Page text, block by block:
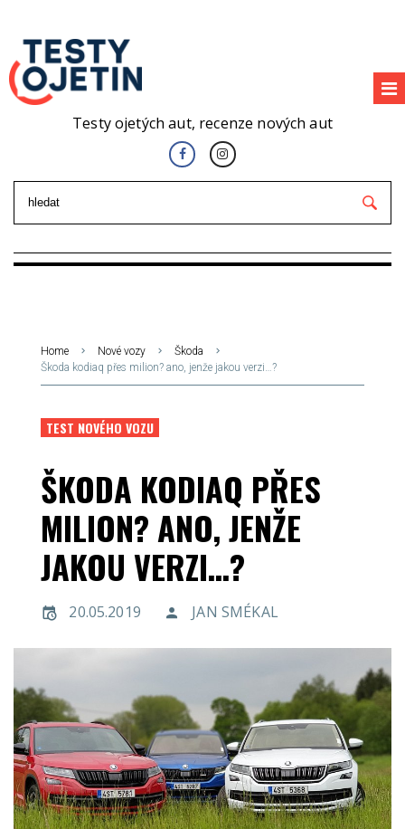
Testy ojetých aut, recenze nových aut
Home Nové vozy
Škoda
Škoda kodiaq přes milion? ano, jenže jakou verzi…?
TEST NOVÉHO VOZU
ŠKODA KODIAQ PŘES
MILION? ANO, JENŽE
JAKOU VERZI…?
20.05.2019 JAN SMÉKAL